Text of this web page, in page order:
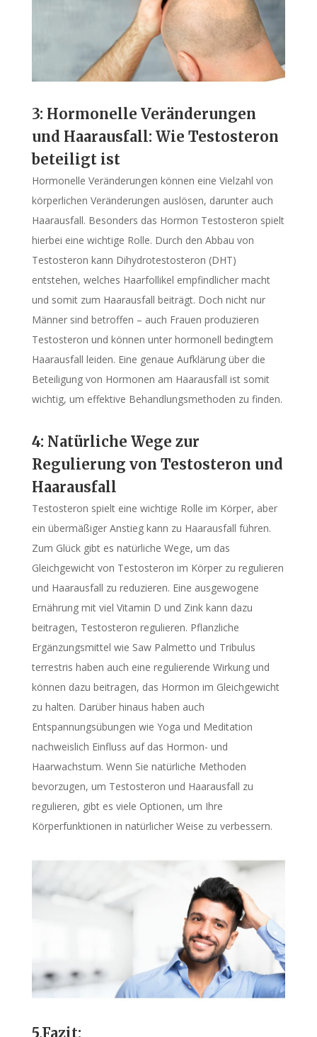
3: Hormonelle Veränderungen
und Haarausfall: Wie Testosteron
beteiligt ist
Hormonelle Veränderungen können eine Vielzahl von
körperlichen Veränderungen auslösen, darunter auch
Haarausfall. Besonders das Hormon Testosteron spielt
hierbei eine wichtige Rolle. Durch den Abbau von
Testosteron kann Dihydrotestosteron (DHT)
entstehen, welches Haarfollikel empfindlicher macht
und somit zum Haarausfall beiträgt. Doch nicht nur
Männer sind betroffen – auch Frauen produzieren
Testosteron und können unter hormonell bedingtem
Haarausfall leiden. Eine genaue Aufklärung über die
Beteiligung von Hormonen am Haarausfall ist somit
wichtig, um effektive Behandlungsmethoden zu finden.
4: Natürliche Wege zur
Regulierung von Testosteron und
Haarausfall
Testosteron spielt eine wichtige Rolle im Körper, aber
ein übermäßiger Anstieg kann zu Haarausfall führen.
Zum Glück gibt es natürliche Wege, um das
Gleichgewicht von Testosteron im Körper zu regulieren
und Haarausfall zu reduzieren. Eine ausgewogene
Ernährung mit viel Vitamin D und Zink kann dazu
beitragen, Testosteron regulieren. Pflanzliche
Ergänzungsmittel wie Saw Palmetto und Tribulus
terrestris haben auch eine regulierende Wirkung und
können dazu beitragen, das Hormon im Gleichgewicht
zu halten. Darüber hinaus haben auch
Entspannungsübungen wie Yoga und Meditation
nachweislich Einfluss auf das Hormon- und
Haarwachstum. Wenn Sie natürliche Methoden
bevorzugen, um Testosteron und Haarausfall zu
regulieren, gibt es viele Optionen, um Ihre
Körperfunktionen in natürlicher Weise zu verbessern.
5.Fazit: